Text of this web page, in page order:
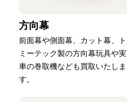
方向幕
前面幕や側面幕、カット幕、ト
ミーテック製の方向幕玩具や実
車の巻取機なども買取いたしま
す。